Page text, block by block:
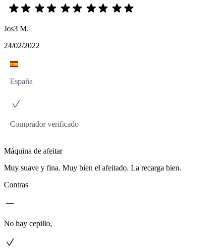
Jos3 M.
24/02/2022
España
Comprador verificado
Máquina de afeitar
Muy suave y fina. Muy bien el afeitado. La recarga bien.
Contras
No hay cepillo,